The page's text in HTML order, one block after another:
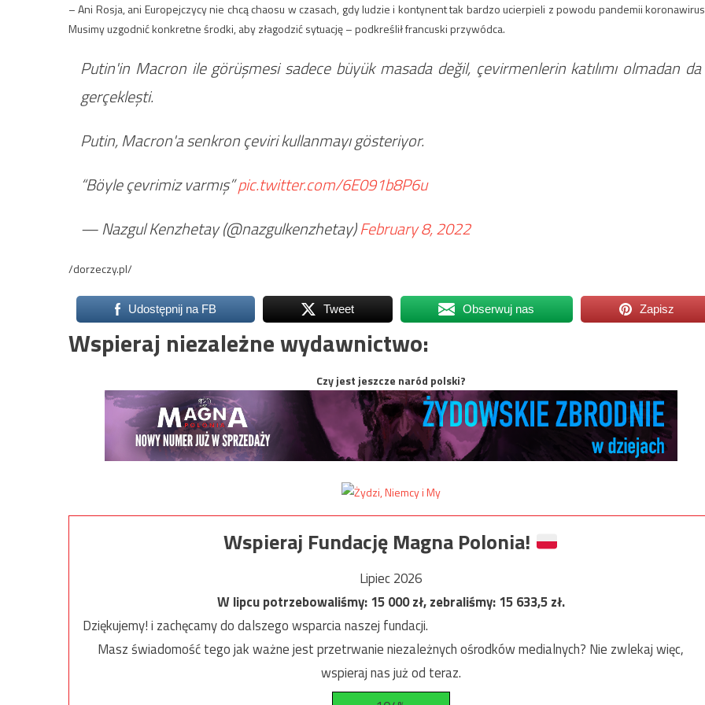
– Ani Rosja, ani Europejczycy nie chcą chaosu w czasach, gdy ludzie i kontynent tak bardzo ucierpieli z powodu pandemii
Musimy uzgodnić konkretne środki, aby złagodzić sytuację – podkreślił francuski przywódca.
Putin'in Macron ile görüşmesi sadece büyük masada değil, çevirmenlerin katılımı olmadan da
gerçekleşti.
Putin, Macron'a senkron çeviri kullanmayı gösteriyor.
“Böyle çevrimiz varmış”pic.twitter.com/6E091b8P6u
— Nazgul Kenzhetay (@nazgulkenzhetay)February 8, 2022
/dorzeczy.pl/
Udostępnij na FB Tweet Obserwuj nas Zapisz
Wspieraj niezależne wydawnictwo:
Czy jest jeszcze naród polski?
Wspieraj Fundację Magna Polonia!
Lipiec 2026
W lipcu potrzebowaliśmy:15 000zł, zebraliśmy:15 633,5zł.
Dziękujemy! i zachęcamy do dalszego wsparcia naszej fundacji.
Masz świadomość tego jak ważne jest przetrwanie niezależnych ośrodków medialnych? Nie zwlekaj więc,
wspieraj nas już od teraz.